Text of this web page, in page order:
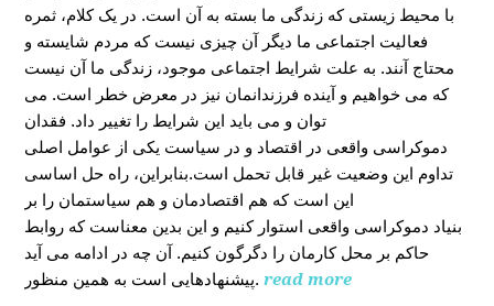
با محیط زیستی که زندگی ما بسته به آن است. در یک کلام، ثمره
فعالیت اجتماعی ما دیگر آن چیزی نیست که مردم شایسته و
محتاج آنند. به علت شرایط اجتماعی موجود، زندگی ما آن نیست
که می خواهیم و آینده فرزندانمان نیز در معرض خطر است. می
توان و می باید این شرایط را تغییر داد. فقدان
دموکراسی واقعی در اقتصاد و در سیاست یکی از عوامل اصلی
تداوم این وضعیت غیر قابل تحمل است.بنابراین، راه حل اساسی
این است که هم اقتصادمان و هم سیاستمان را بر
بنیاد دموکراسی واقعی استوار کنیم و این بدین معناست که روابط
حاکم بر محل کارمان را دگرگون کنیم. آن چه در ادامه می آید
پیشنهادهایی است به همین منظور. read more